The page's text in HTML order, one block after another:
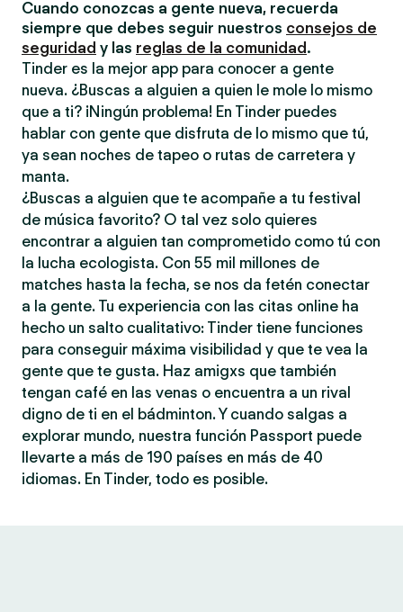
Cuando conozcas a gente nueva, recuerda
siempre que debes seguir nuestros consejos de
seguridad y las reglas de la comunidad .
Tinder es la mejor app para conocer a gente
nueva. ¿Buscas a alguien a quien le mole lo mismo
que a ti? ¡Ningún problema! En Tinder puedes
hablar con gente que disfruta de lo mismo que tú,
ya sean noches de tapeo o rutas de carretera y
manta.
¿Buscas a alguien que te acompañe a tu festival
de música favorito? O tal vez solo quieres
encontrar a alguien tan comprometido como tú con
la lucha ecologista. Con 55 mil millones de
matches hasta la fecha, se nos da fetén conectar
a la gente. Tu experiencia con las citas online ha
hecho un salto cualitativo: Tinder tiene funciones
para conseguir máxima visibilidad y que te vea la
gente que te gusta. Haz amigxs que también
tengan café en las venas o encuentra a un rival
digno de ti en el bádminton. Y cuando salgas a
explorar mundo, nuestra función Passport puede
llevarte a más de 190 países en más de 40
idiomas. En Tinder, todo es posible.